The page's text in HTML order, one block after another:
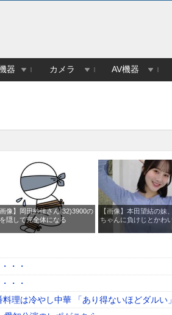
器 カメラ AV機器
画像】岡田紗佳さん(32)3900の
隠して完全体になる
【画像】本田望結の妹
ちゃんに負けじとかわ
・・
・・
理は冷やし中華 「あり得ないほどダルい」